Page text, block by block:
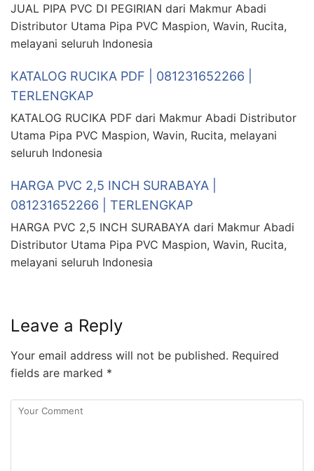
JUAL PIPA PVC DI PEGIRIAN dari Makmur Abadi
Distributor Utama Pipa PVC Maspion, Wavin, Rucita,
melayani seluruh Indonesia
KATALOG RUCIKA PDF | 081231652266 |
TERLENGKAP
KATALOG RUCIKA PDF dari Makmur Abadi Distributor
Utama Pipa PVC Maspion, Wavin, Rucita, melayani
seluruh Indonesia
HARGA PVC 2,5 INCH SURABAYA |
081231652266 | TERLENGKAP
HARGA PVC 2,5 INCH SURABAYA dari Makmur Abadi
Distributor Utama Pipa PVC Maspion, Wavin, Rucita,
melayani seluruh Indonesia
Leave a Reply
Your email address will not be published. Required
fields are marked *